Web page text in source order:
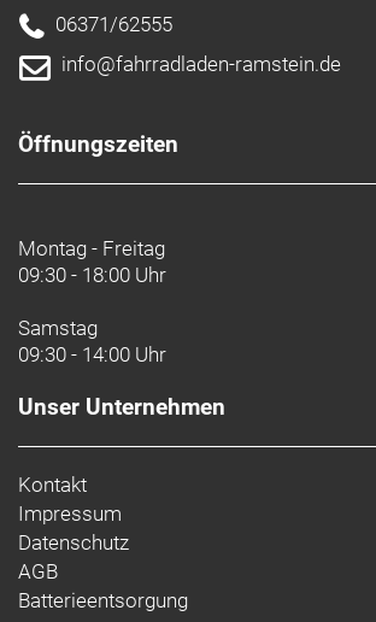
06371/62555
info@fahrradladen-ramstein.de
Öffnungszeiten
Montag - Freitag
09:30 - 18:00 Uhr
Samstag
09:30 - 14:00 Uhr
Unser Unternehmen
Kontakt
Impressum
Datenschutz
AGB
Batterieentsorgung